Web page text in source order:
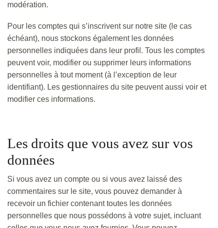
modération.
Pour les comptes qui s’inscrivent sur notre site (le cas
échéant), nous stockons également les données
personnelles indiquées dans leur profil. Tous les comptes
peuvent voir, modifier ou supprimer leurs informations
personnelles à tout moment (à l’exception de leur
identifiant). Les gestionnaires du site peuvent aussi voir et
modifier ces informations.
Les droits que vous avez sur vos
données
Si vous avez un compte ou si vous avez laissé des
commentaires sur le site, vous pouvez demander à
recevoir un fichier contenant toutes les données
personnelles que nous possédons à votre sujet, incluant